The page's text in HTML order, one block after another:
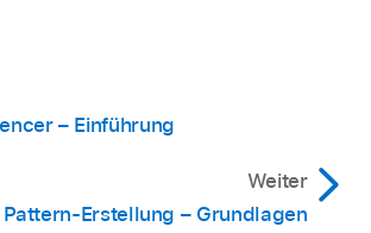
– Einführung
Weiter
Pattern-Erstellung – Grundlagen